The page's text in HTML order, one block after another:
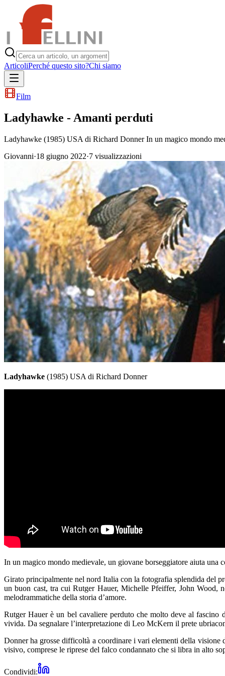
ArticoliPerché questo sito?Chi siamo
Film
Ladyhawke - Amanti perduti
Ladyhawke (1985) USA di Richard Donner In un magico mondo
Giovanni·18 giugno 2022·7 visualizzazioni
Ladyhawke (1985) USA di Richard Donner
In un magico mondo medievale, un giovane borseggiatore aiuta
Girato principalmente nel nord Italia con la fotografia splendida del
un buon cast, tra cui Rutger Hauer, Michelle Pfeiffer, John Wood,
melodrammatiche della storia d’amore.
Rutger Hauer è un bel cavaliere perduto che molto deve al
vivida. Da segnalare l’interpretazione di Leo McKern il prete
Donner ha grosse difficoltà a coordinare i vari elementi della
visivo, comprese le riprese del falco condannato che si libra in alto
Condividi: